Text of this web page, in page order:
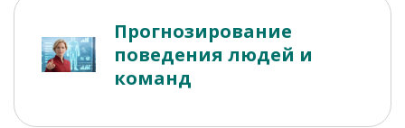
Прогнозирование
поведения людей и
команд